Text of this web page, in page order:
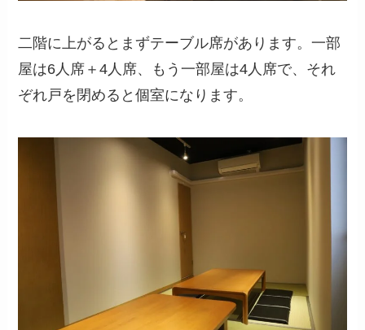
二階に上がるとまずテーブル席があります。一部
屋は6人席＋4人席、もう一部屋は4人席で、それ
ぞれ戸を閉めると個室になります。